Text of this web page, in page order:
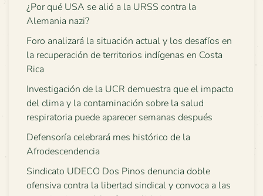
¿Por qué USA se alió a la URSS contra la
Alemania nazi?
Foro analizará la situación actual y los desafíos en
la recuperación de territorios indígenas en Costa
Rica
Investigación de la UCR demuestra que el impacto
del clima y la contaminación sobre la salud
respiratoria puede aparecer semanas después
Defensoría celebrará mes histórico de la
Afrodescendencia
Sindicato UDECO Dos Pinos denuncia doble
ofensiva contra la libertad sindical y convoca a las